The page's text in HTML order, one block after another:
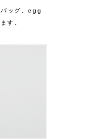
ッグ。egg
す。